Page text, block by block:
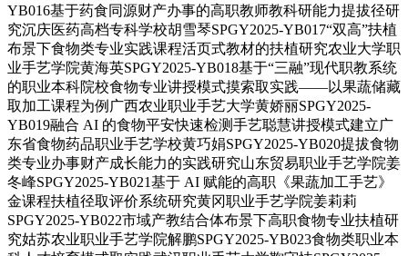
YB016基于药食同源财产办事的高职教师教科研能力提拔径研
究沉庆医药高档专科学校胡雪琴SPGY2025-YB017“双高”扶植
布景下食物类专业实践课程活页式教材的扶植研究农业大学职
业手艺学院黄海英SPGY2025-YB018基于“三融”现代职教系统
的职业本科院校食物专业讲授模式摸索取实践——以果蔬储藏
取加工课程为例广西农业职业手艺大学黄娇丽SPGY2025-
YB019融合 AI 的食物平安快速检测手艺聪慧讲授模式建立广
东省食物药品职业手艺学校黄巧娟SPGY2025-YB020提拔食物
类专业办事财产成长能力的实践研究山东贸易职业手艺学院姜
冬峰SPGY2025-YB021基于 AI 赋能的高职《果蔬加工手艺》
金课程扶植径取评价系统研究黄冈职业手艺学院姜莉莉
SPGY2025-YB022市域产教结合体布景下高职食物专业扶植研
究姑苏农业职业手艺学院解鹏SPGY2025-YB023食物类职业本